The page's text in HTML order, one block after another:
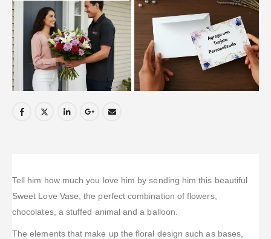
Tell him how much you love him by sending him this beautiful
Sweet Love Vase, the perfect combination of flowers,
chocolates, a stuffed animal and a balloon.
The elements that make up the floral design such as bases,